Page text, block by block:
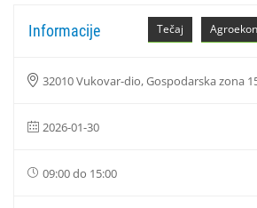
Tečaj
Informacije
32010 Vukovar-dio, Gospodarska zona
2026-01-30
09:00 do 15:00